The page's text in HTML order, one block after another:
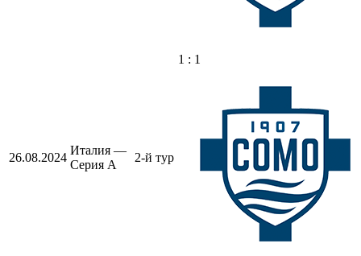
26.08.2024
Италия —
Серия А
2-й тур
1 : 1